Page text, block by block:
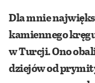
Dla mnie
kamiennego
w Turcji. Ono
dziejów od